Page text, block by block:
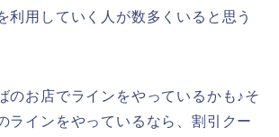
利用していく人が数多くいると思う
のお店でラインをやっているかも♪そ
ラインをやっているなら、割引クー